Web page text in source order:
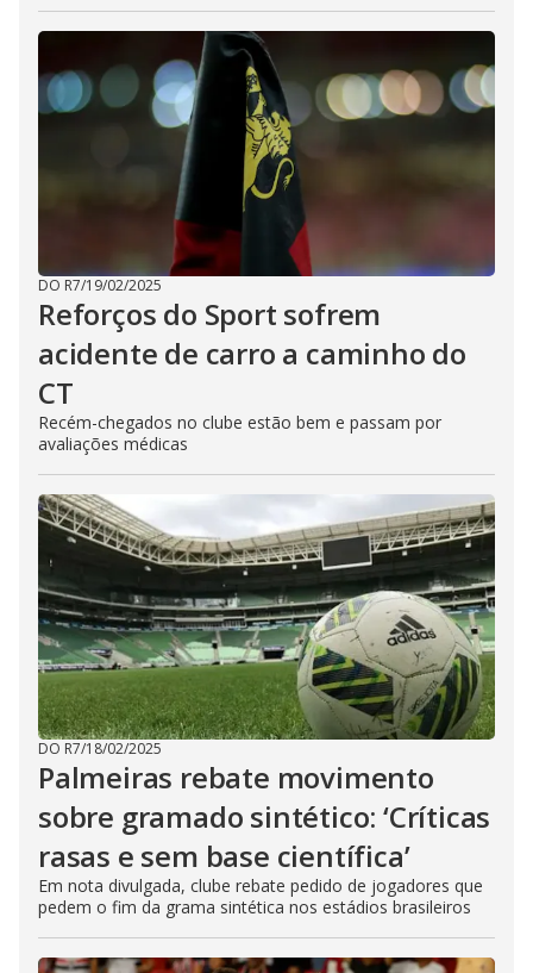
DO R7/19/02/2025
Reforços do Sport sofrem
acidente de carro a caminho do
CT
Recém-chegados no clube estão bem e passam por
avaliações médicas
DO R7/18/02/2025
Palmeiras rebate movimento
sobre gramado sintético: ‘Críticas
rasas e sem base científica’
Em nota divulgada, clube rebate pedido de jogadores que
pedem o fim da grama sintética nos estádios brasileiros